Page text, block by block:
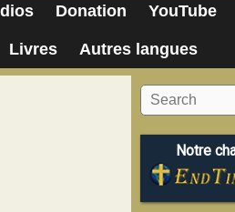
Donation YouTube
Livres Autres langues
Notre